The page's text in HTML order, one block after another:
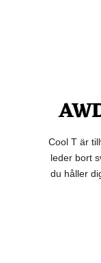
Cool T är
leder bort
du håller